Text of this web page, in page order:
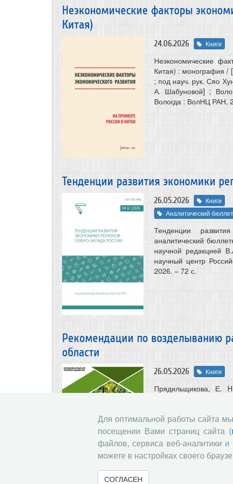
Неэкономические факторы
Китая)
24.06.2026 Книги
Неэкономические
Китая) : монография /
; под науч. рук. Сяо
А. Шабуновой] ;
Вологда : ВолНЦ РАН,
Тенденции развития экономики
26.05.2026
Книги
Аналитический
Тенденции
аналитический
научной редакцией
научный центр
2026. – 72 с.
Рекомендации по возделыванию
области
26.05.2026 Книги
Прядильщикова, Е.
центр Российской
Для оптимальной работы сайта
посещении Вами страниц сайта (
файлов, сервиса веб-аналитики и
можете в настройках своего
СОГЛАСЕН